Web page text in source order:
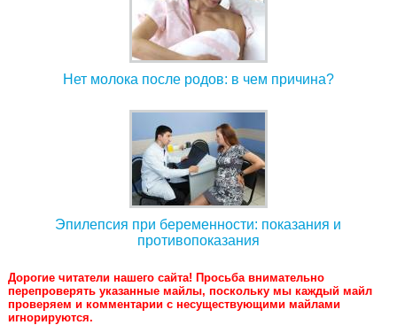
Нет молока после родов: в чем причина?
Эпилепсия при беременности: показания и
противопоказания
Дорогие читатели нашего сайта! Просьба внимательно
перепроверять указанные майлы, поскольку мы каждый майл
проверяем и комментарии с несуществующими майлами
игнорируются.